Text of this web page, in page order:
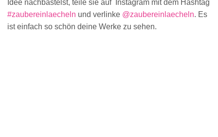
Idee nachbastelst, teile sie auf Instagram mit dem Hashtag
#zaubereinlaecheln und verlinke @zaubereinlaecheln. Es
ist einfach so schön deine Werke zu sehen.